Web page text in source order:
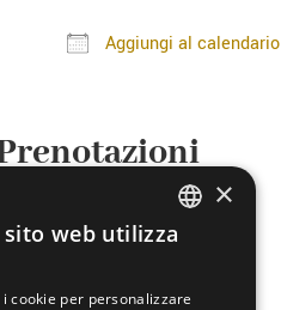
Aggiungi al calendario
×
sito web utilizza
cookie per personalizzare